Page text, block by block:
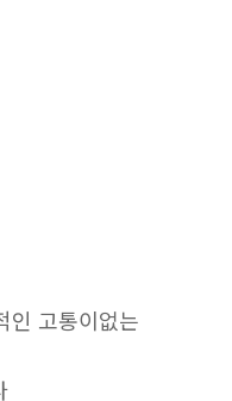
인 고통이없는